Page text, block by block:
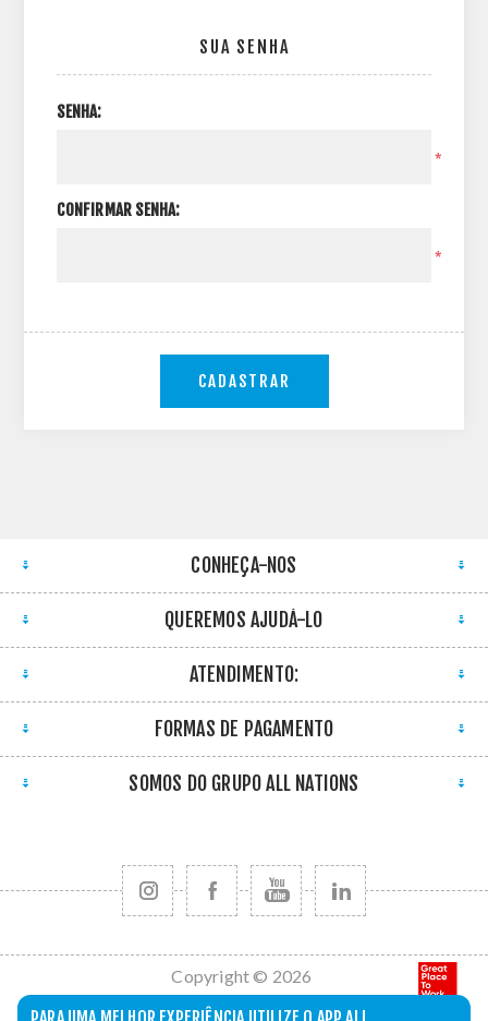
SUA SENHA
SENHA:
*
CONFIRMAR SENHA:
*
CADASTRAR
CONHEÇA-NOS
QUEREMOS AJUDÁ-LO
ATENDIMENTO:
FORMAS DE PAGAMENTO
SOMOS DO GRUPO ALL NATIONS
Copyright © 2026
All Nations. Todos